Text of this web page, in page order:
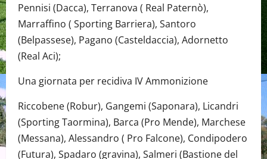
Pennisi (Dacca), Terranova ( Real Paternò),
Marraffino ( Sporting Barriera), Santoro
(Belpassese), Pagano (Casteldaccia), Adornetto
(Real Aci);
Una giornata per recidiva IV Ammonizione
Riccobene (Robur), Gangemi (Saponara), Licandri
(Sporting Taormina), Barca (Pro Mende), Marchese
(Messana), Alessandro ( Pro Falcone), Condipodero
(Futura), Spadaro (gravina), Salmeri (Bastione del